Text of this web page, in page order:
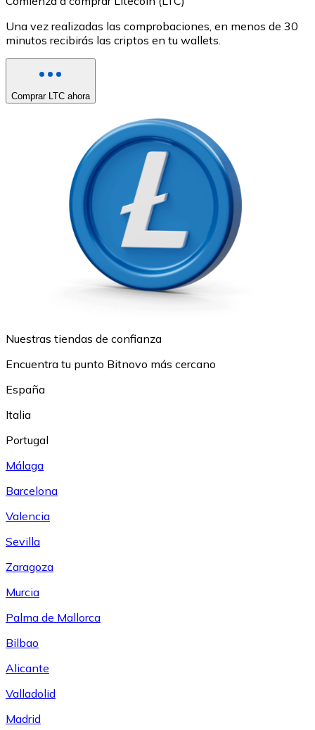
Una vez realizadas las comprobaciones, en menos de 30
minutos recibirás las criptos en tu wallets.
Comprar LTC ahora
Nuestras tiendas de confianza
Encuentra tu punto Bitnovo más cercano
España
Italia
Portugal
Málaga
Barcelona
Valencia
Sevilla
Zaragoza
Murcia
Palma de Mallorca
Bilbao
Alicante
Valladolid
Madrid